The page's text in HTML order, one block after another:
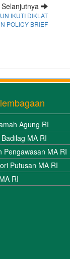
Selanjutnya
IKUTI DIKLAT
POLICY BRIEF
Agung RI
MA RI
Pengawasan MA RI
Putusan MA RI
RI